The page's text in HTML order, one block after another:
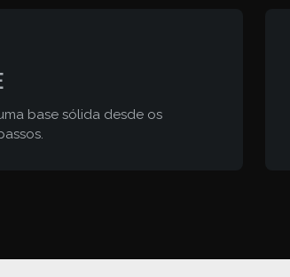
base sólida desde os